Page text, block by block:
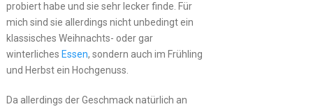
probiert habe und sie sehr lecker finde. Für
mich sind sie allerdings nicht unbedingt ein
klassisches Weihnachts- oder gar
winterliches Essen, sondern auch im Frühling
und Herbst ein Hochgenuss.
Da allerdings der Geschmack natürlich an